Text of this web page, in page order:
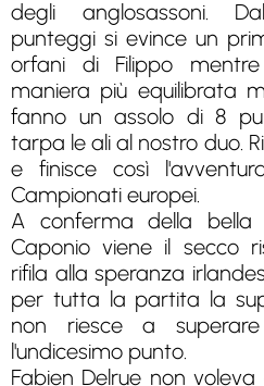
degli anglosassoni.
punteggi si evince un
orfani di Filippo
maniera più equilibrata
fanno un assolo di 8
tarpa le ali al nostro duo.
e finisce così
Campionati europei.
A conferma della bella
Caponio viene il secco
rifila alla speranza
per tutta la partita la
non riesce a
l'undicesimo punto.
Fabien Delrue non